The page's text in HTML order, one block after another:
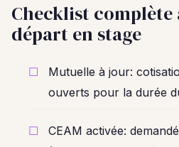
Checklist
départ en stage
Mutuelle à jour:
ouverts pour la durée
CEAM activée: